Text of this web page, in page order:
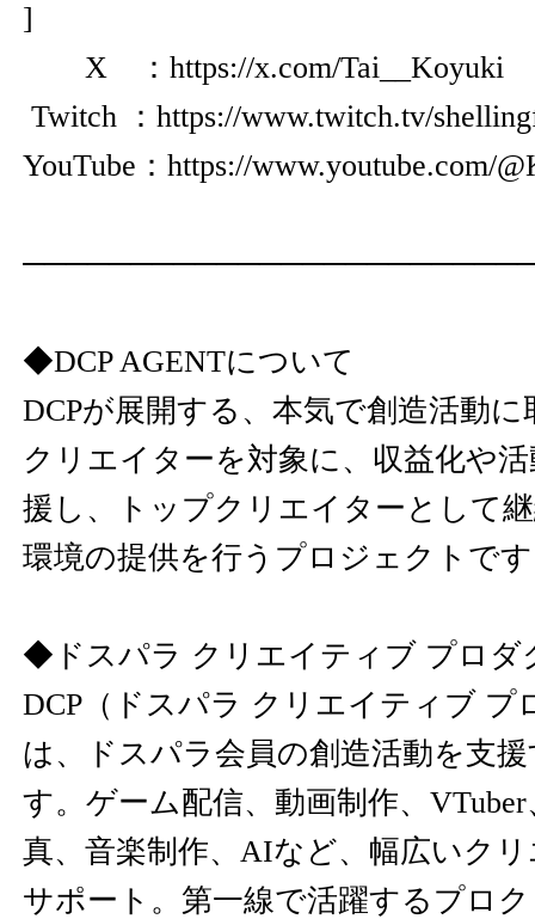
]
X ： https://x.com/Tai__Koyuki
Twitch ： https://www.twitch.tv/
YouTube： https://www.youtube.com/
◆DCP AGENTについて
DCPが展開する、本気で創造活動
クリエイターを対象に、収益化や
援し、トップクリエイターとして
環境の提供を行うプロジェクトで
◆ドスパラ クリエイティブ プロダ
DCP（ドスパラ クリエイティブ プ
は、ドスパラ会員の創造活動を支
す。ゲーム配信、動画制作、
真、音楽制作、AIなど、幅広いク
サポート。第一線で活躍するプロ